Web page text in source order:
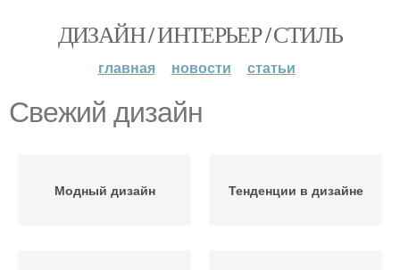
ДИЗАЙН / ИНТЕРЬЕР / СТИЛЬ
главная новости статьи
Свежий дизайн
Модный дизайн Тенденции в дизайне